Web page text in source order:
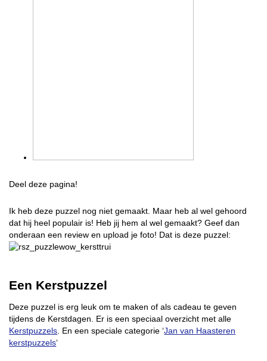
Deel deze pagina!
Ik heb deze puzzel nog niet gemaakt. Maar heb al wel gehoord
dat hij heel populair is! Heb jij hem al wel gemaakt? Geef dan
onderaan een review en upload je foto! Dat is deze puzzel:
Een Kerstpuzzel
Deze puzzel is erg leuk om te maken of als cadeau te geven
tijdens de Kerstdagen. Er is een speciaal overzicht met alle
Kerstpuzzels . En een speciale categorie ‘Jan van Haasteren
kerstpuzzels‘